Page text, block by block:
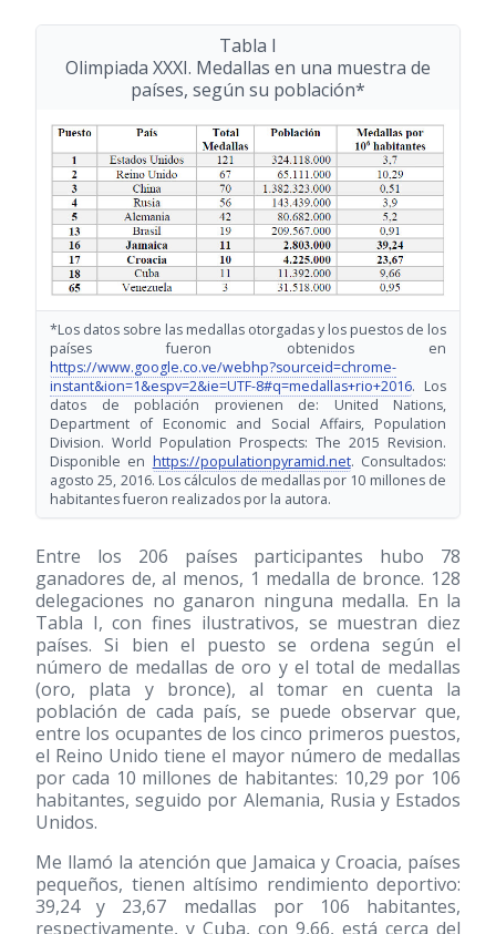
Tabla I
Olimpiada XXXI. Medallas en una muestra de
países, según su población*
*Los datos sobre las medallas otorgadas y los puestos de los
países fueron obtenidos en
https://www.google.co.ve/webhp?sourceid=chrome-
instant&ion=1&espv=2&ie=UTF-8#q=medallas+rio+2016. Los
datos de población provienen de: United Nations,
Department of Economic and Social Affairs, Population
Division. World Population Prospects: The 2015 Revision.
Disponible en https://populationpyramid.net. Consultados:
agosto 25, 2016. Los cálculos de medallas por 10 millones de
habitantes fueron realizados por la autora.
Entre los 206 países participantes hubo 78
ganadores de, al menos, 1 medalla de bronce. 128
delegaciones no ganaron ninguna medalla. En la
Tabla I, con fines ilustrativos, se muestran diez
países. Si bien el puesto se ordena según el
número de medallas de oro y el total de medallas
(oro, plata y bronce), al tomar en cuenta la
población de cada país, se puede observar que,
entre los ocupantes de los cinco primeros puestos,
el Reino Unido tiene el mayor número de medallas
por cada 10 millones de habitantes: 10,29 por 106
habitantes, seguido por Alemania, Rusia y Estados
Unidos.
Me llamó la atención que Jamaica y Croacia, países
pequeños, tienen altísimo rendimiento deportivo:
39,24 y 23,67 medallas por 106 habitantes,
respectivamente, y Cuba, con 9,66, está cerca del